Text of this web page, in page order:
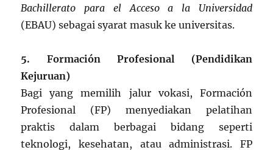
Bachillerato para el Acceso a la Universidad
(EBAU) sebagai syarat masuk ke universitas.
5. Formación Profesional (Pendidikan
Kejuruan)
Bagi yang memilih jalur vokasi, Formación
Profesional (FP) menyediakan pelatihan
praktis dalam berbagai bidang seperti
teknologi, kesehatan, atau administrasi. FP